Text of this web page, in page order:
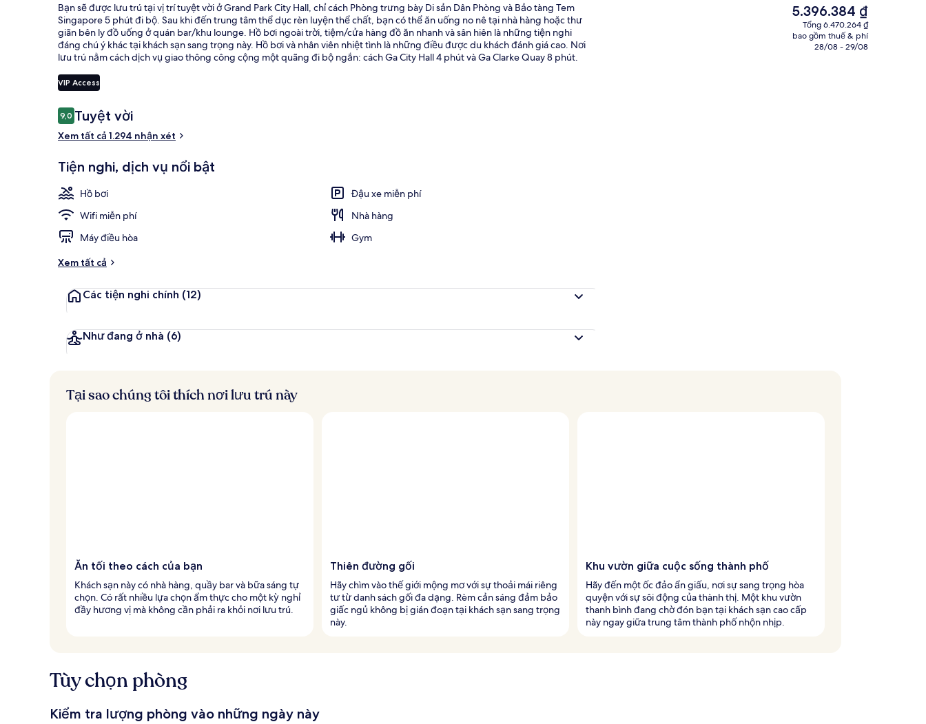
Bữa sáng buffet hàng ngày với phụ phí nhỏ Park Suite 1 King | Khu phòng
Bạn sẽ được lưu trú tại vị trí tuyệt vời ở Grand Park City Hall, chỉ cách Phòng trưng bày Di sản Dân Phòng và Bảo tàng Tem
Singapore 5 phút đi bộ. Sau khi đến trung tâm thể dục rèn luyện thể chất, bạn có thể ăn uống no nê tại nhà hàng hoặc thư
giãn bên ly đồ uống ở quán bar/khu lounge. Hồ bơi ngoài trời, tiệm/cửa hàng đồ ăn nhanh và sân hiên là những tiện nghi
đáng chú ý khác tại khách sạn sang trọng này. Hồ bơi và nhân viên nhiệt tình là những điều được du khách đánh giá cao. Nơi
lưu trú nằm cách dịch vụ giao thông công cộng một quãng đi bộ ngắn: cách Ga City Hall 4 phút và Ga Clarke Quay 8 phút.
VIP Access
Nhận
xét
9,09,0 trên 10,
Tuyệt vời
Xem tất cả 1.294 nhận xét
Tiện nghi, dịch vụ nổi bật
Hồ bơi
Đậu xe miễn phí
Wifi miễn phí
Nhà hàng
Máy điều hòa
Gym
Xem tất cả
Các tiện nghi chính (12)
Như đang ở nhà (6)
Giá
hiện
tại
5.396.384 ₫
Tổng 6.470.264 ₫
bao gồm thuế & phí
28/08 - 29/08
Tại sao chúng tôi thích nơi lưu trú này
Ăn tối theo cách của bạn
Khách sạn này có nhà hàng, quầy bar và bữa sáng tự
chọn. Có rất nhiều lựa chọn ẩm thực cho một kỳ nghỉ
đầy hương vị mà không cần phải ra khỏi nơi lưu trú.
Thiên đường gối
Hãy chìm vào thế giới mộng mơ với sự thoải mái riêng
tư từ danh sách gối đa dạng. Rèm cản sáng đảm bảo
giấc ngủ không bị gián đoạn tại khách sạn sang trọng
này.
Khu vườn giữa cuộc sống thành phố
Hãy đến một ốc đảo ẩn giấu, nơi sự sang trọng hòa
quyện với sự sôi động của thành thị. Một khu vườn
thanh bình đang chờ đón bạn tại khách sạn cao cấp
này ngay giữa trung tâm thành phố nhộn nhịp.
Tùy chọn phòng
Kiểm tra lượng phòng vào những ngày này